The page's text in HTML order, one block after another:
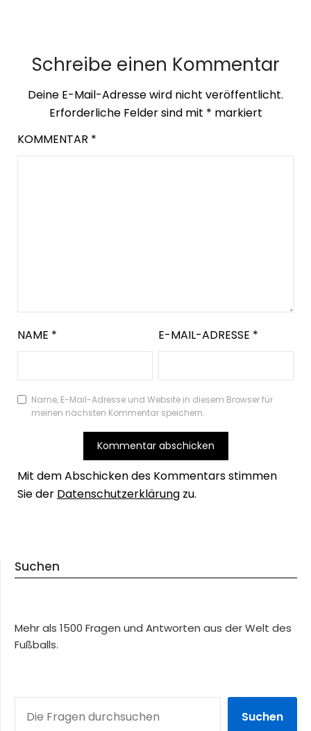
Schreibe einen Kommentar
Deine E-Mail-Adresse wird nicht veröffentlicht.
Erforderliche Felder sind mit * markiert
KOMMENTAR *
NAME * E-MAIL-ADRESSE *
Name, E-Mail-Adresse und Website in diesem Browser für
meinen nächsten Kommentar speichern.
Mit dem Abschicken des Kommentars stimmen
Sie der Datenschutzerklärung zu.
Suchen
Mehr als 1500 Fragen und Antworten aus der Welt des
Fußballs.
Suchen